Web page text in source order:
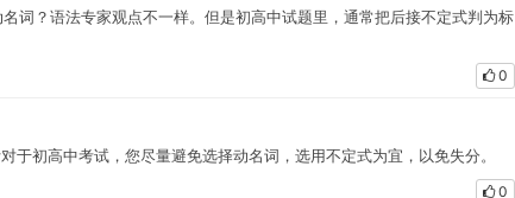
词？语法专家观点不一样。但是初高中试题里，通常把后接不定式判为标
0
初高中考试，您尽量避免选择动名词，选用不定式为宜，以免失分。
0